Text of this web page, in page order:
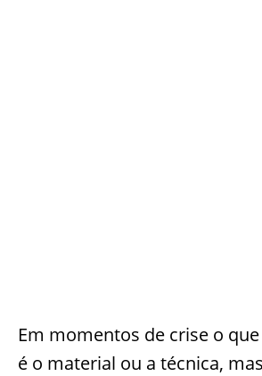
Em momentos de crise o
é o material ou a técnica,